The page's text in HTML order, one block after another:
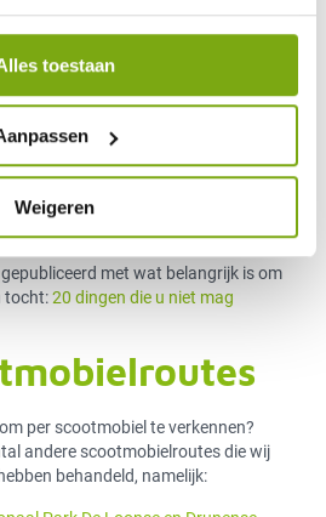
toestaan
Weigeren
en op de Stulpse laan bij het
aangepast voor scootmobielrijders.
‘De Vuursche’.
tijdens een
met wat belangrijk is om
tocht:20 dingen die u niet mag
per scootmobiel te verkennen?
andere scootmobielroutes die wij
behandeld, namelijk: